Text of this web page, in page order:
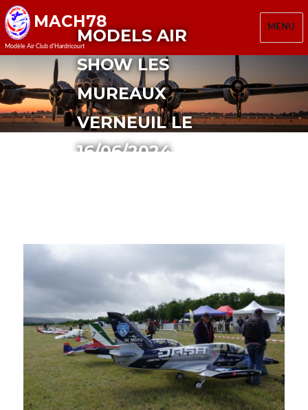
MACH78
Modèle Air Club d'Hardricourt
MENU
MODELS AIR
SHOW LES
MUREAUX
VERNEUIL LE
16/06/2024